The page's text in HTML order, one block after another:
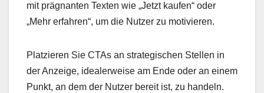
mit prägnanten Texten wie „Jetzt kaufen“ oder
„Mehr erfahren“, um die Nutzer zu motivieren.
Platzieren Sie CTAs an strategischen Stellen in
der Anzeige, idealerweise am Ende oder an einem
Punkt, an dem der Nutzer bereit ist, zu handeln.